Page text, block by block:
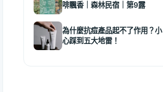
啡飄香｜森林民宿｜第9露
為什麼抗痘產品起不了作用？小
心踩到五大地雷！